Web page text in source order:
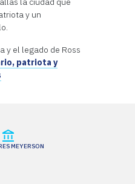
y un
y el legado de Ross
patriota y
MEYERSON